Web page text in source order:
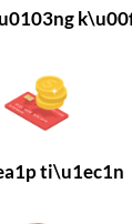
ti\u1ec1n